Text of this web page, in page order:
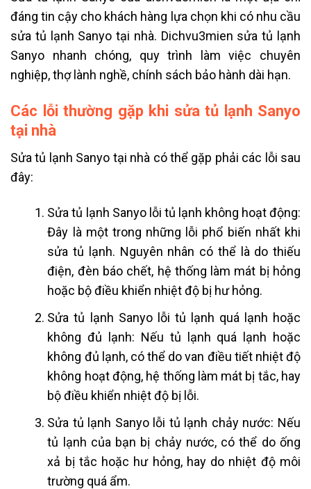
đáng tin cậy cho khách hàng lựa chọn khi có nhu cầu
sửa tủ lạnh Sanyo tại nhà. Dichvu3mien sửa tủ lạnh
Sanyo nhanh chóng, quy trình làm việc chuyên
nghiệp, thợ lành nghề, chính sách bảo hành dài hạn.
Các lỗi thường gặp khi sửa tủ lạnh Sanyo
tại nhà
Sửa tủ lạnh Sanyo tại nhà có thể gặp phải các lỗi sau
đây:
Sửa tủ lạnh Sanyo lỗi tủ lạnh không hoạt động:
Đây là một trong những lỗi phổ biến nhất khi
sửa tủ lạnh. Nguyên nhân có thể là do thiếu
điện, đèn báo chết, hệ thống làm mát bị hỏng
hoặc bộ điều khiển nhiệt độ bị hư hỏng.
Sửa tủ lạnh Sanyo lỗi tủ lạnh quá lạnh hoặc
không đủ lạnh: Nếu tủ lạnh quá lạnh hoặc
không đủ lạnh, có thể do van điều tiết nhiệt độ
không hoạt động, hệ thống làm mát bị tắc, hay
bộ điều khiển nhiệt độ bị lỗi.
Sửa tủ lạnh Sanyo lỗi tủ lạnh chảy nước: Nếu
tủ lạnh của bạn bị chảy nước, có thể do ống
xả bị tắc hoặc hư hỏng, hay do nhiệt độ môi
trường quá ẩm.